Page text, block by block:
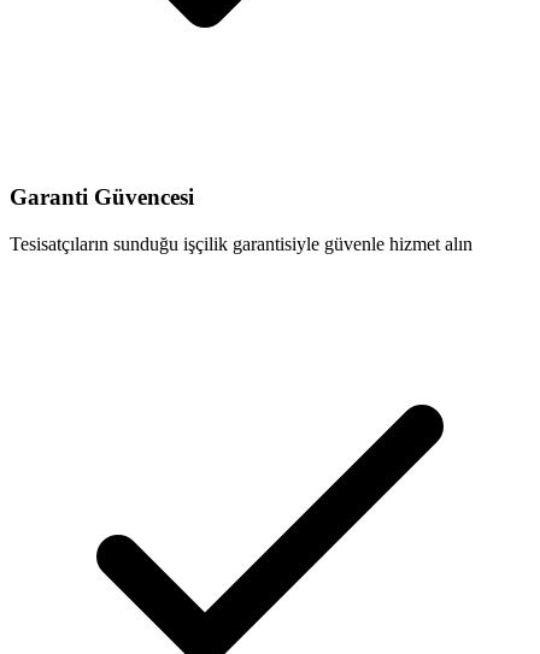
Garanti Güvencesi
Tesisatçıların sunduğu işçilik garantisiyle güvenle hizmet alın